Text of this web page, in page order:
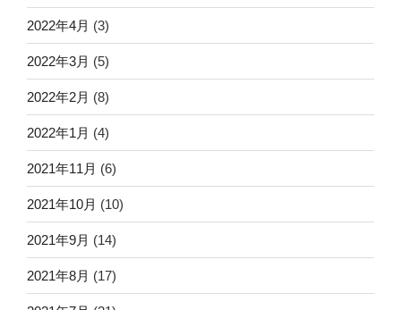
2022年4月 (3)
2022年3月 (5)
2022年2月 (8)
2022年1月 (4)
2021年11月 (6)
2021年10月 (10)
2021年9月 (14)
2021年8月 (17)